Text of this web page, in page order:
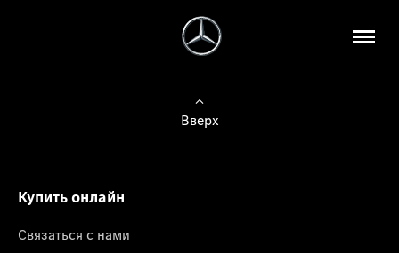
Вверх
Купить онлайн
Связаться с нами